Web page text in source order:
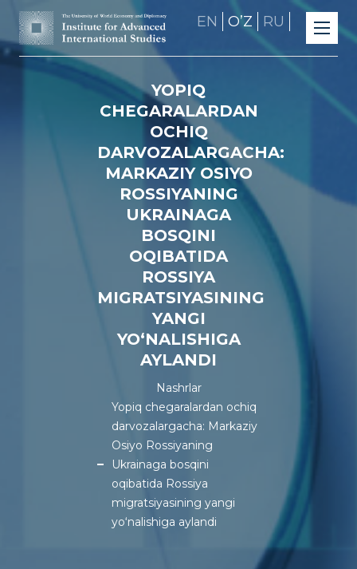
EN OʼZ RU
YOPIQ
CHEGARALARDAN
OCHIQ
DARVOZALARGACHA:
MARKAZIY OSIYO
ROSSIYANING
UKRAINAGA
BOSQINI
OQIBATIDA
ROSSIYA
MIGRATSIYASINING
YANGI
YO‘NALISHIGA
AYLANDI
Nashrlar
Yopiq chegaralardan ochiq
darvozalargacha: Markaziy
Osiyo Rossiyaning
Ukrainaga bosqini
oqibatida Rossiya
migratsiyasining yangi
yo‘nalishiga aylandi